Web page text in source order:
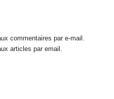
commentaires par e-mail.
articles par email.